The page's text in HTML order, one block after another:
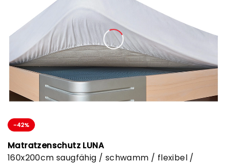
-42%
Matratzenschutz LUNA
160x200cm saugfähig / schwamm / flexibel /